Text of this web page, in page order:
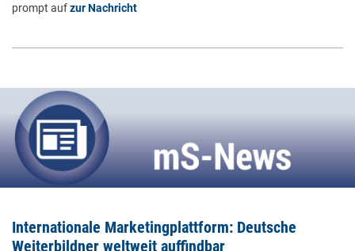
prompt aufzur Nachricht
Internationale Marketingplattform: Deutsche
Weiterbildner weltweit auffindbar